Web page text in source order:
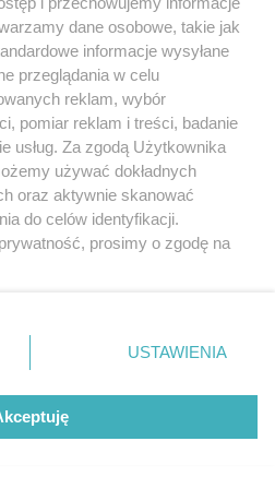
z dziećmi. Który
Twojej rodziny?
dane osobowe, takie jak
informacje wysyłane
przeglądania w celu
reklam, wybór
pomiar reklam i treści, badanie
usług. Za zgodą Użytkownika
używać dokładnych
oraz aktywnie skanować
do celów identyfikacji.
prosimy o zgodę na
rogu strony
. Niektóre
nie wymagają zgody
sprzeciwić się takiemu
będą miały zastosowania tylko
USTAWIENIA